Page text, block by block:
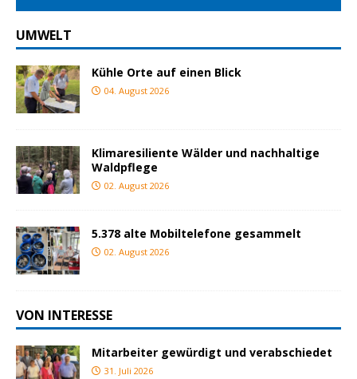
UMWELT
Kühle Orte auf einen Blick
04. August 2026
Klimaresiliente Wälder und nachhaltige
Waldpflege
02. August 2026
5.378 alte Mobiltelefone gesammelt
02. August 2026
VON INTERESSE
Mitarbeiter gewürdigt und verabschiedet
31. Juli 2026